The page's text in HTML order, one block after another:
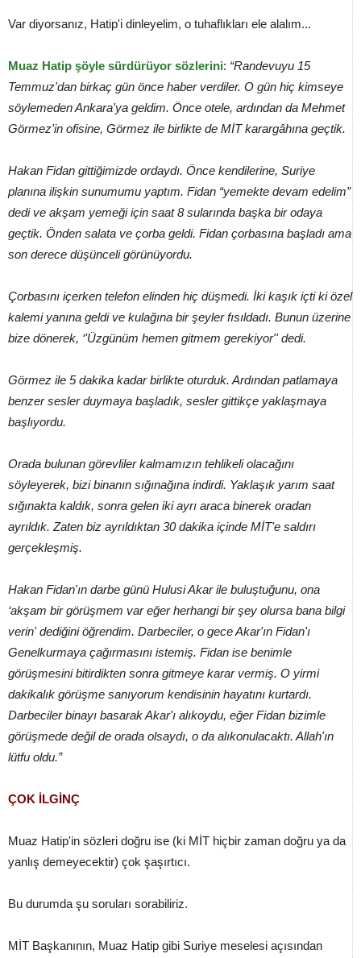
Var diyorsanız, Hatip'i dinleyelim, o tuhaflıkları ele alalım...
Muaz Hatip şöyle sürdürüyor sözlerini: “Randevuyu 15
Temmuz'dan birkaç gün önce haber verdiler. O gün hiç kimseye
söylemeden Ankara'ya geldim. Önce otele, ardından da Mehmet
Görmez'in ofisine, Görmez ile birlikte de MİT karargâhına geçtik.
Hakan Fidan gittiğimizde ordaydı. Önce kendilerine, Suriye
planına ilişkin sunumumu yaptım. Fidan “yemekte devam edelim”
dedi ve akşam yemeği için saat 8 sularında başka bir odaya
geçtik. Önden salata ve çorba geldi. Fidan çorbasına başladı ama
son derece düşünceli görünüyordu.
Çorbasını içerken telefon elinden hiç düşmedi. İki kaşık içti ki özel
kalemi yanına geldi ve kulağına bir şeyler fısıldadı. Bunun üzerine
bize dönerek, ‘'Üzgünüm hemen gitmem gerekiyor'' dedi.
Görmez ile 5 dakika kadar birlikte oturduk. Ardından patlamaya
benzer sesler duymaya başladık, sesler gittikçe yaklaşmaya
başlıyordu.
Orada bulunan görevliler kalmamızın tehlikeli olacağını
söyleyerek, bizi binanın sığınağına indirdi. Yaklaşık yarım saat
sığınakta kaldık, sonra gelen iki ayrı araca binerek oradan
ayrıldık. Zaten biz ayrıldıktan 30 dakika içinde MİT'e saldırı
gerçekleşmiş.
Hakan Fidan'ın darbe günü Hulusi Akar ile buluştuğunu, ona
‘akşam bir görüşmem var eğer herhangi bir şey olursa bana bilgi
verin' dediğini öğrendim. Darbeciler, o gece Akar'ın Fidan'ı
Genelkurmaya çağırmasını istemiş. Fidan ise benimle
görüşmesini bitirdikten sonra gitmeye karar vermiş. O yirmi
dakikalık görüşme sanıyorum kendisinin hayatını kurtardı.
Darbeciler binayı basarak Akar'ı alıkoydu, eğer Fidan bizimle
görüşmede değil de orada olsaydı, o da alıkonulacaktı. Allah'ın
lütfu oldu.”
ÇOK İLGİNÇ
Muaz Hatip'in sözleri doğru ise (ki MİT hiçbir zaman doğru ya da
yanlış demeyecektir) çok şaşırtıcı.
Bu durumda şu soruları sorabiliriz.
MİT Başkanının, Muaz Hatip gibi Suriye meselesi açısından